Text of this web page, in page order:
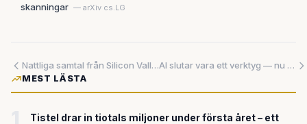
skanningar — arXiv cs.LG
Nattliga samtal från Silicon Valley — och USA:s frivilliga AI-granskningssystem var historia
AI slutar vara ett verktyg — nu ska det fatta egna beslut
MEST LÄSTA
Tistel drar in tiotals miljoner under första året – ett